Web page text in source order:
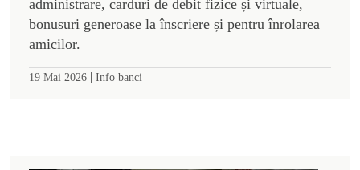
administrare, carduri de debit fizice și virtuale,
bonusuri generoase la înscriere și pentru înrolarea
amicilor.
19 Mai 2026 | Info banci